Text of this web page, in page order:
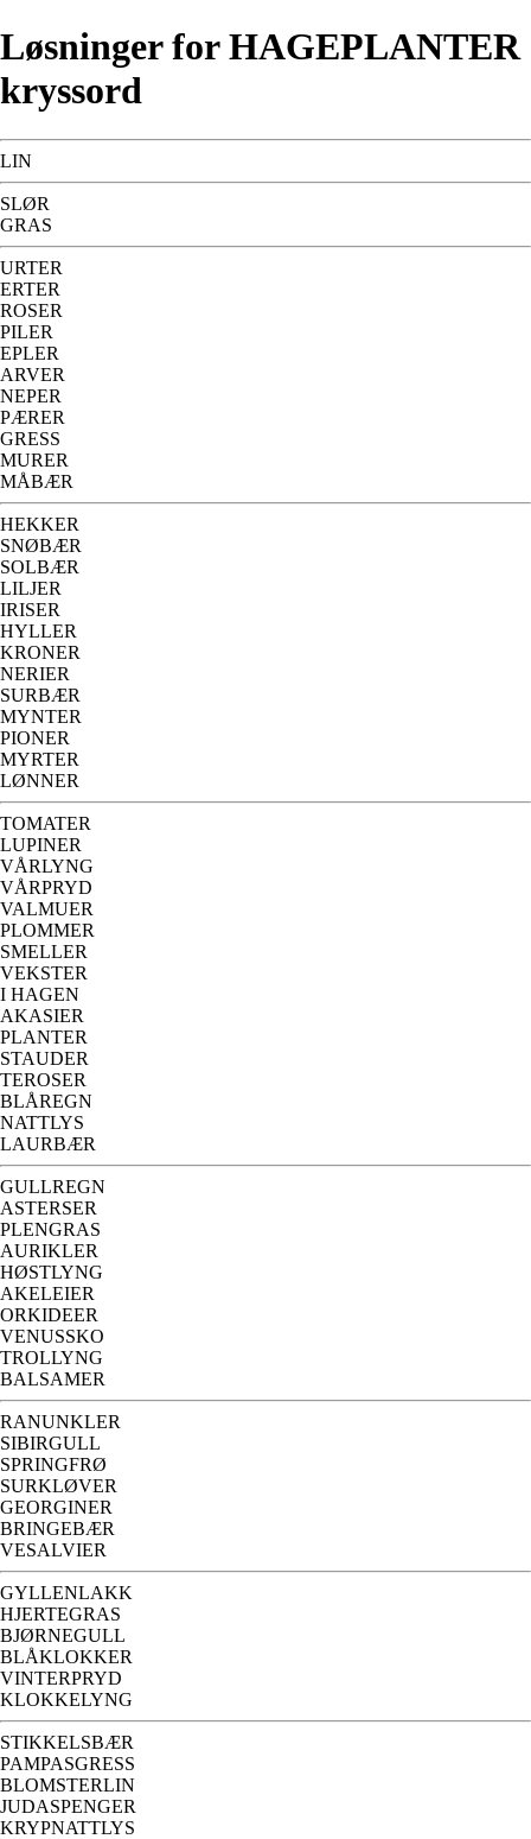
Løsninger for HAGEPLANTER
kryssord
LIN
SLØR
GRAS
URTER
ERTER
ROSER
PILER
EPLER
ARVER
NEPER
PÆRER
GRESS
MURER
MÅBÆR
HEKKER
SNØBÆR
SOLBÆR
LILJER
IRISER
HYLLER
KRONER
NERIER
SURBÆR
MYNTER
PIONER
MYRTER
LØNNER
TOMATER
LUPINER
VÅRLYNG
VÅRPRYD
VALMUER
PLOMMER
SMELLER
VEKSTER
I HAGEN
AKASIER
PLANTER
STAUDER
TEROSER
BLÅREGN
NATTLYS
LAURBÆR
GULLREGN
ASTERSER
PLENGRAS
AURIKLER
HØSTLYNG
AKELEIER
ORKIDEER
VENUSSKO
TROLLYNG
BALSAMER
RANUNKLER
SIBIRGULL
SPRINGFRØ
SURKLØVER
GEORGINER
BRINGEBÆR
VESALVIER
GYLLENLAKK
HJERTEGRAS
BJØRNEGULL
BLÅKLOKKER
VINTERPRYD
KLOKKELYNG
STIKKELSBÆR
PAMPASGRESS
BLOMSTERLIN
JUDASPENGER
KRYPNATTLYS